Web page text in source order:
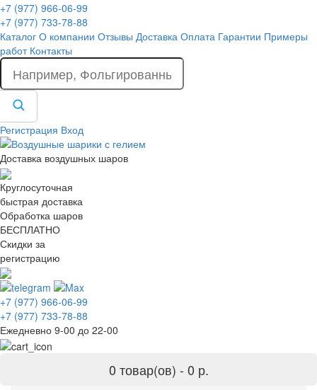
+7 (977) 966-06-99
+7 (977) 733-78-88
Каталог О компании Отзывы Доставка Оплата Гарантии Примеры
работ Контакты
Регистрация Вход
Доставка воздушных шаров
Круглосуточная
быстрая доставка
Обработка шаров
БЕСПЛАТНО
Скидки за
регистрацию
+7 (977) 966-06-99
+7 (977) 733-78-88
Ежедневно 9-00 до 22-00
0 товар(ов) - 0 р.